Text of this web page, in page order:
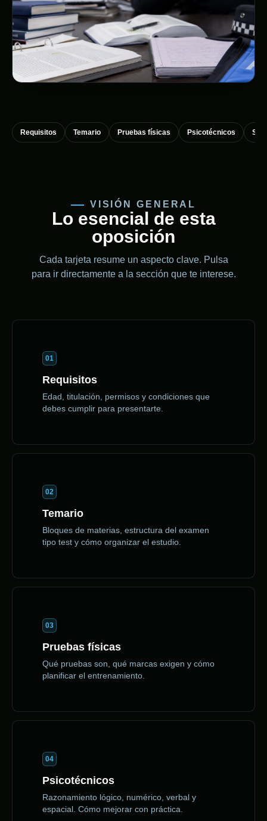
Requisitos Temario Pruebas físicas Psicotécnicos
VISIÓN GENERAL
Lo esencial de esta
oposición
Cada tarjeta resume un aspecto clave. Pulsa
para ir directamente a la sección que te interese.
01
Requisitos
Edad, titulación, permisos y condiciones que
debes cumplir para presentarte.
02
Temario
Bloques de materias, estructura del examen
tipo test y cómo organizar el estudio.
03
Pruebas físicas
Qué pruebas son, qué marcas exigen y cómo
planificar el entrenamiento.
04
Psicotécnicos
Razonamiento lógico, numérico, verbal y
espacial. Cómo mejorar con práctica.